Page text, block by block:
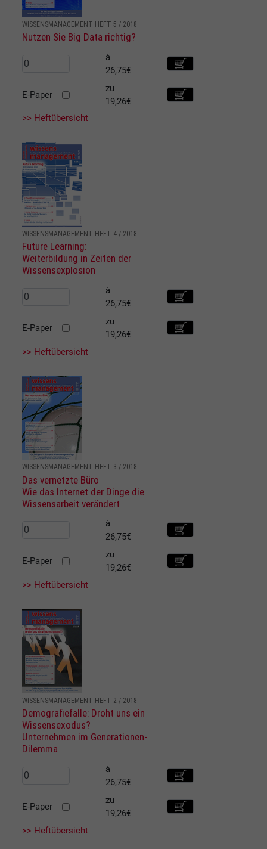
WISSENSMANAGEMENT HEFT 5 / 2018
Nutzen Sie Big Data richtig?
à
26,75€
E-Paper
zu
19,26€
>> Heftübersicht
WISSENSMANAGEMENT HEFT 4 / 2018
Future Learning:
Weiterbildung in Zeiten der
Wissensexplosion
à
26,75€
E-Paper
zu
19,26€
>> Heftübersicht
WISSENSMANAGEMENT HEFT 3 / 2018
Das vernetzte Büro
Wie das Internet der Dinge die
Wissensarbeit verändert
à
26,75€
E-Paper
zu
19,26€
>> Heftübersicht
WISSENSMANAGEMENT HEFT 2 / 2018
Demografiefalle: Droht uns ein
Wissensexodus?
Unternehmen im Generationen-
Dilemma
à
26,75€
E-Paper
zu
19,26€
>> Heftübersicht